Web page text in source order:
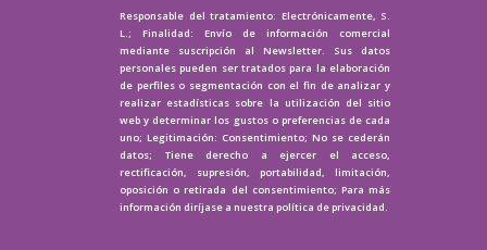
Responsable del tratamiento: Electrónicamente, S.
L.; Finalidad: Envío de información comercial
mediante suscripción al Newsletter. Sus datos
personales pueden ser tratados para la elaboración
de perfiles o segmentación con el fin de analizar y
realizar estadísticas sobre la utilización del sitio
web y determinar los gustos o preferencias de cada
uno; Legitimación: Consentimiento; No se cederán
datos; Tiene derecho a ejercer el acceso,
rectificación, supresión, portabilidad, limitación,
oposición o retirada del consentimiento; Para más
información diríjase a nuestra política de privacidad.